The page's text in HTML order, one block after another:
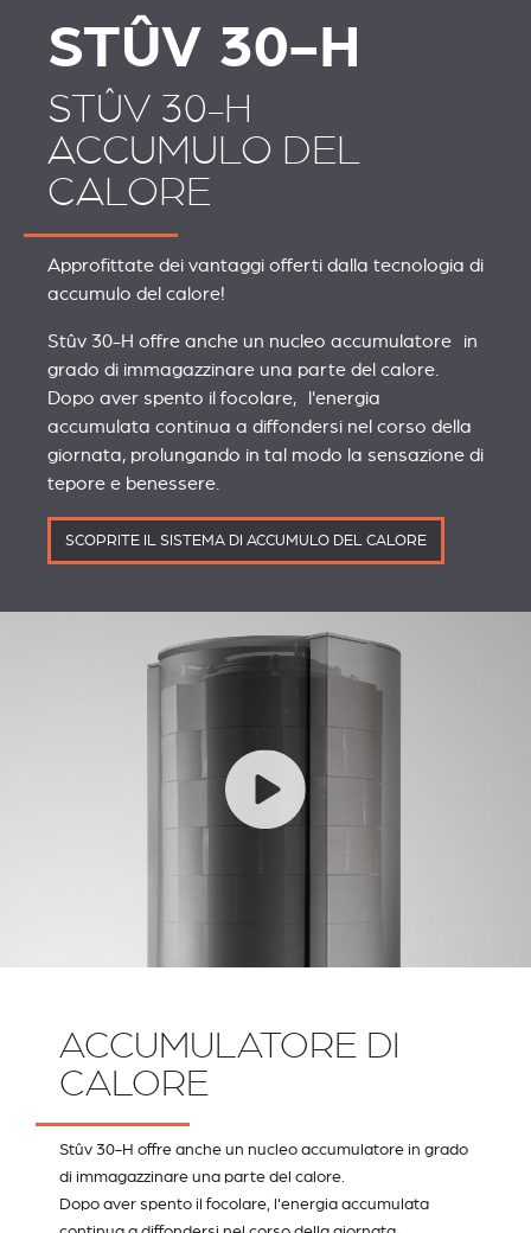
STÛV 30-H
STÛV 30-H
ACCUMULO DEL
CALORE
Approfittate dei vantaggi offerti dalla tecnologia di
accumulo del calore!
Stûv 30-H offre anche un nucleo accumulatore in
grado di immagazzinare una parte del calore.
Dopo aver spento il focolare, l'energia
accumulata continua a diffondersi nel corso della
giornata, prolungando in tal modo la sensazione di
tepore e benessere.
SCOPRITE IL SISTEMA DI ACCUMULO DEL CALORE
ACCUMULATORE DI
CALORE
Stûv 30-H offre anche un nucleo accumulatore in grado
di immagazzinare una parte del calore.
Dopo aver spento il focolare, l'energia accumulata